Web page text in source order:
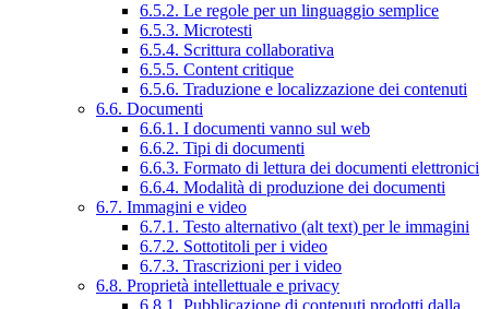
6.5.2. Le regole per un linguaggio semplice
6.5.3. Microtesti
6.5.4. Scrittura collaborativa
6.5.5. Content critique
6.5.6. Traduzione e localizzazione dei contenuti
6.6. Documenti
6.6.1. I documenti vanno sul web
6.6.2. Tipi di documenti
6.6.3. Formato di lettura dei documenti elettronici
6.6.4. Modalità di produzione dei documenti
6.7. Immagini e video
6.7.1. Testo alternativo (alt text) per le immagini
6.7.2. Sottotitoli per i video
6.7.3. Trascrizioni per i video
6.8. Proprietà intellettuale e privacy
6.8.1. Pubblicazione di contenuti prodotti dalla